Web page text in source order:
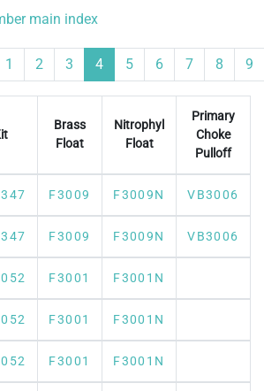
main index
1 2 3 4 5 6 7 8 9
Brass
Float
Nitrophyl
Float
Primary
Choke
Pulloff
F3009 F3009N VB3006
F3009 F3009N VB3006
F3001 F3001N
F3001 F3001N
F3001 F3001N